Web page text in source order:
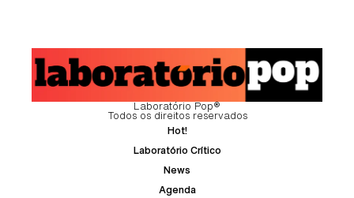
Laboratório Pop®
Todos os direitos reservados
Hot!
Laboratório Crítico
News
Agenda